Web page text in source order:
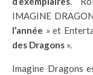
IMAGINE
l’année » et
des Dragons ».
Imagine Dragons